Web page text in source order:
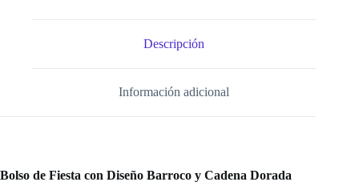
Descripción
Información adicional
Bolso de Fiesta con Diseño Barroco y Cadena Dorada